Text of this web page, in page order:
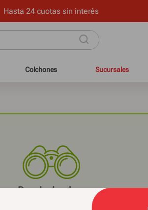
Hasta 24 cuotas sin interés
Colchones Sucursales
Recalculando...